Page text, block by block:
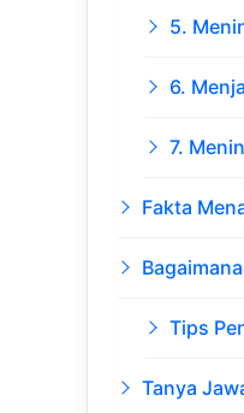
5.
6.
7.
Fakta
Tips
Tanya